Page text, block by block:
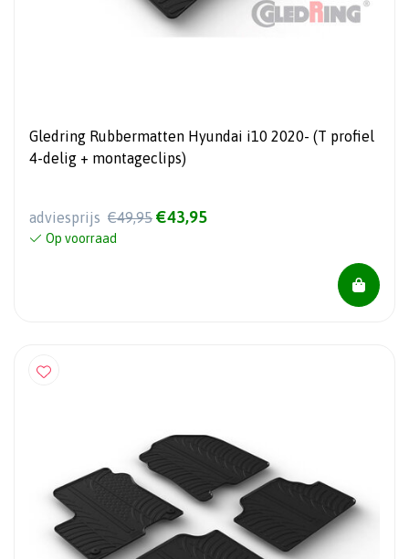
Gledring Rubbermatten Hyundai i10 2020- (T profiel
4-delig + montageclips)
adviesprijs €49,95 €43,95
Op voorraad